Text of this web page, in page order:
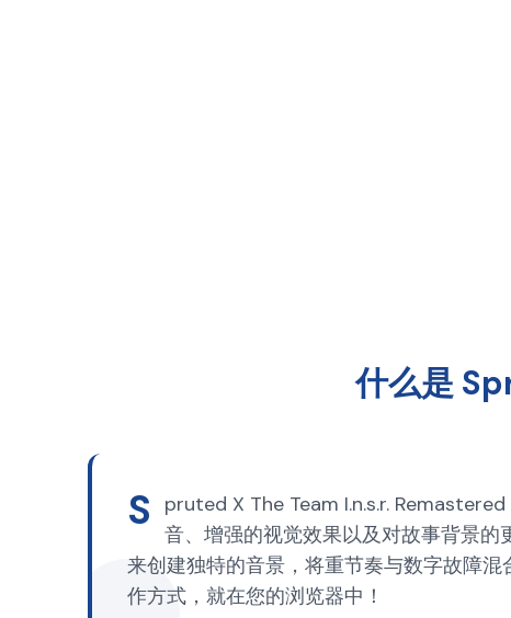
什么是
S
pruted X The Team I.n.s.r.
音、增强的视觉效果以及对故事背景
来创建独特的音景，将重节奏与数字故障
作方式，就在您的浏览器中！